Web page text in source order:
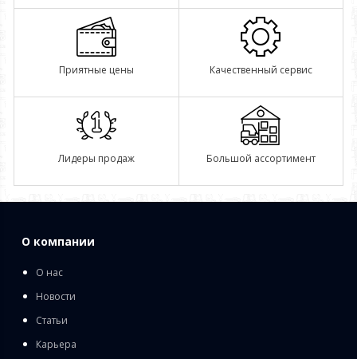
Приятные цены Качественный сервис
Лидеры продаж Большой ассортимент
О компании
О нас
Новости
Статьи
Карьера